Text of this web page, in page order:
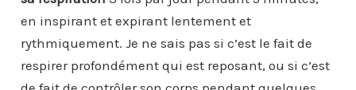
en inspirant et expirant lentement et
rythmiquement. Je ne sais pas si c’est le fait de
respirer profondément qui est reposant, ou si c’est